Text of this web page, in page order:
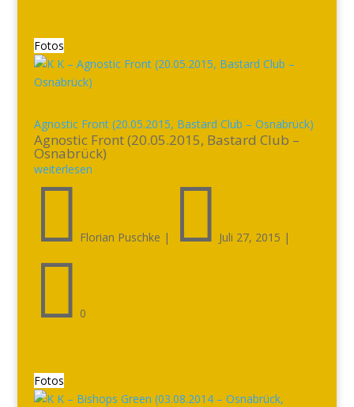
Fotos
Agnostic Front (20.05.2015, Bastard Club – Osnabrück)
Agnostic Front (20.05.2015, Bastard Club –
Osnabrück)
weiterlesen
 Florian Puschke |  Juli 27, 2015 |
 0
Fotos